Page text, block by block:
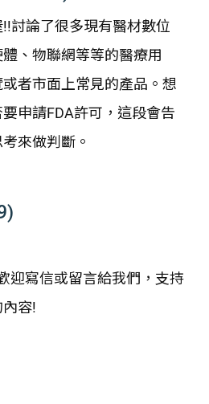
討論了很多現有醫材數位
、物聯網等等的醫療用
者市面上常見的產品。想
申請FDA許可，這段會告
來做判斷。
迎寫信或留言給我們，支持
容!